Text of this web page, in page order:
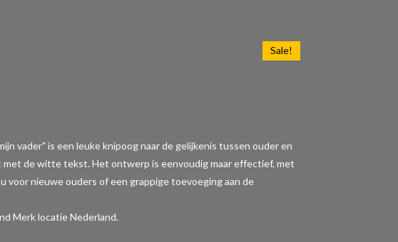
Sale!
vader" is een leuke knipoog naar de gelijkenis tussen ouder en
de witte tekst. Het ontwerp is eenvoudig maar effectief, met
voor nieuwe ouders of een grappige toevoeging aan de
Merk locatie Nederland.